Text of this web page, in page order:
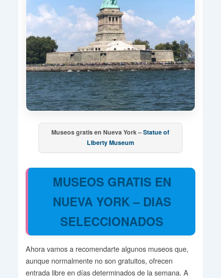
Museos gratis en Nueva York –Statue of
Liberty Museum
MUSEOS GRATIS EN
NUEVA YORK – DIAS
SELECCIONADOS
Ahora vamos a recomendarte algunos museos que,
aunque normalmente no son gratuitos, ofrecen
entrada libre en días determinados de la semana. A